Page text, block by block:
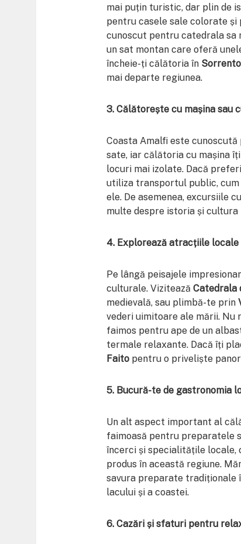
mai puțin turistic, dar plin de
pentru casele sale colorate și
cunoscut pentru catedrala sa
un sat montan care oferă
încheie-ți călătoria în Sorrento
mai departe regiunea.
3. Călătorește cu mașina sau
Coasta Amalfi este
sate, iar călătoria cu mașina
locuri mai izolate. Dacă
utiliza transportul public,
ele. De asemenea, excursiile
multe despre istoria și cultura
4. Explorează atracțiile locale
Pe lângă peisajele
culturale. Vizitează Catedrala
medievală, sau plimbă-te prin
vederi uimitoare ale mării. Nu
faimos pentru ape de un
termale relaxante. Dacă îți
Faito pentru o priveliște
5. Bucură-te de gastronomia
Un alt aspect important al
faimoasă pentru preparatele
încerci și specialitățile locale,
produs în această regiune.
savura preparate tradiționale
lacului și a coastei.
6. Cazări și sfaturi pentru